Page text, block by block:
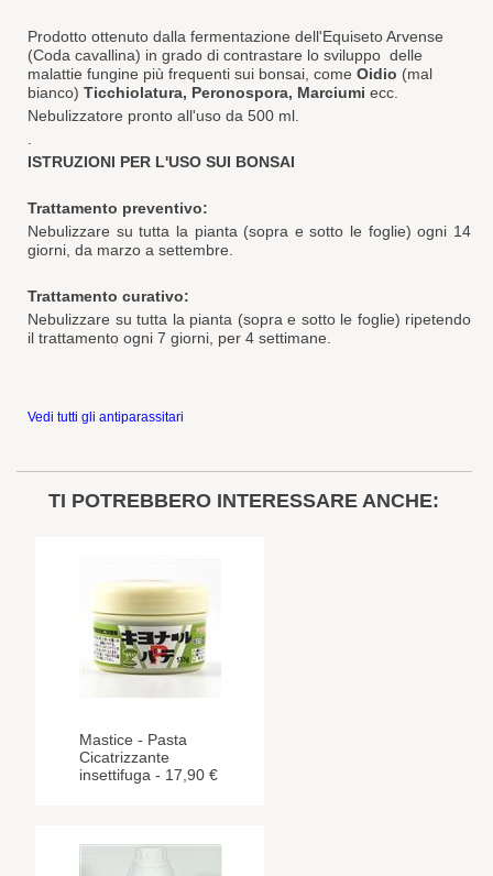
Prodotto ottenuto dalla fermentazione dell'Equiseto Arvense
(Coda cavallina) in grado di contrastare lo sviluppo delle
malattie fungine più frequenti sui bonsai, come Oidio (mal
bianco) Ticchiolatura, Peronospora, Marciumi ecc.
Nebulizzatore pronto all'uso da 500 ml.
ISTRUZIONI PER L'USO SUI BONSAI
Trattamento preventivo:
Nebulizzare su tutta la pianta (sopra e sotto le foglie) ogni 14
giorni, da marzo a settembre.
Trattamento curativo:
Nebulizzare su tutta la pianta (sopra e sotto le foglie) ripetendo
il trattamento ogni 7 giorni, per 4 settimane.
Vedi tutti gli antiparassitari
TI POTREBBERO INTERESSARE ANCHE:
Mastice - Pasta
Cicatrizzante
insettifuga - 17,90 €